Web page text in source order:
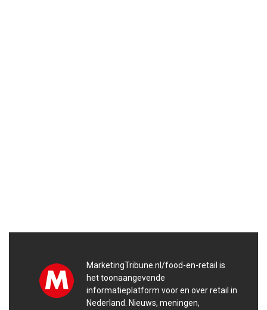
MarketingTribune.nl/food-en-retail is
het toonaangevende
informatieplatform voor en over retail in
Nederland. Nieuws, meningen,